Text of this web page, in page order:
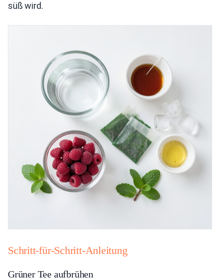
süß wird.
Schritt-für-Schritt-Anleitung
Grüner Tee aufbrühen